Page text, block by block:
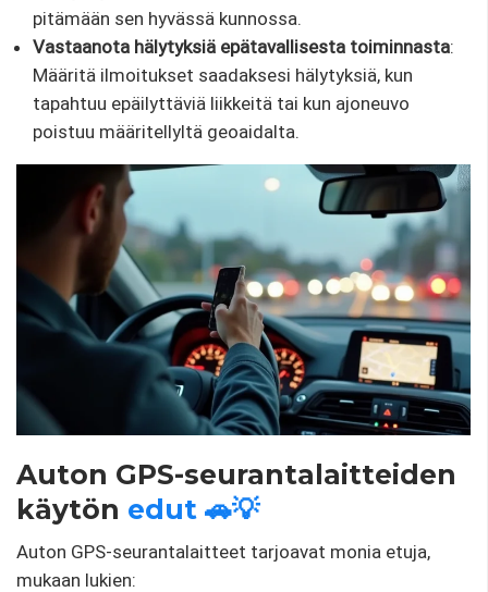
pitämään sen hyvässä kunnossa.
Vastaanota hälytyksiä epätavallisesta toiminnasta:
Määritä ilmoitukset saadaksesi hälytyksiä, kun
tapahtuu epäilyttäviä liikkeitä tai kun ajoneuvo
poistuu määritellyltä geoaidalta.
Auton GPS-seurantalaitteiden
käytön edut 🚗💡
Auton GPS-seurantalaitteet tarjoavat monia etuja,
mukaan lukien: